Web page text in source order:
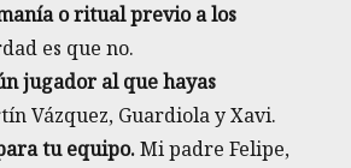
o ritual previo a los
es que no.
jugador al que hayas
Vázquez, Guardiola y Xavi.
tu equipo.Mi padre Felipe,